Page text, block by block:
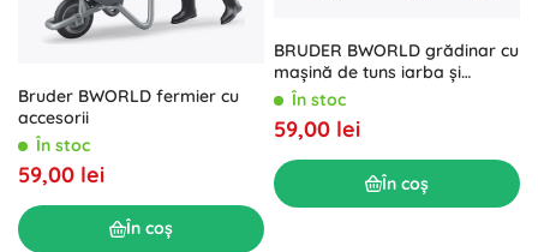
Bruder BWORLD fermier cu
accesorii
În stoc
59,00 lei
În coș
BRUDER BWORLD grădinar cu
mașină de tuns iarba și
accesorii
În stoc
59,00 lei
În coș